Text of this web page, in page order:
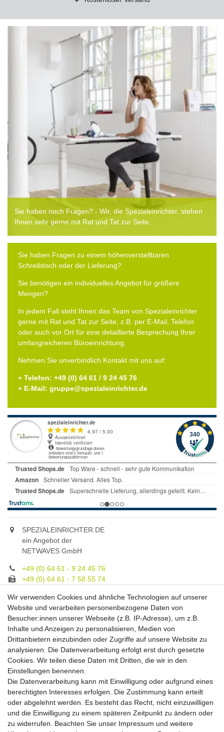
Sie haben noch Fragen? - Wir, die Spezialeinrichter, stehen
Ihnen sehr gerne mit Rat und Tat zur Seite.
Sie haben Fragen zu einem höhenverstellbaren
Schreibtisch oder der Lieferung?
Sie benötigen ein individuelles Angebot für größere
Mengen?
In jedem Fall steht Ihnen das Team von Spezialeinrichter
gerne mit Rat und Tat zur Seite, z.B. per E-Mail, Telefon
oder auch vor Ort für eine detaillierte Besprechung Ihrer
umfangreicheren Büroeinrichtung.
Nehmen Sie unverbindlich Kontakt mit uns auf:
» Telefon: +49 (0) 64 61 / 9 24 45 76
» E-Mail: gruppe@spezialeinrichter.de
SPEZIALEINRICHTER.DE
ein Angebot der
NETWAVES GmbH
+49 (0) 64 61 - 9 24 45 76
+49 (0) 64 61 - 7 58 55 74
Unsere Fachberatung:
Montag - Freitag, 9.00 - 21.00
Zahlungsmöglichkeiten
Versandkosten
Versandarten
Auslandsversand, Hochgebirgs- oder
Insellieferung
Wir verwenden Cookies und ähnliche Technologien auf unserer
Website und verarbeiten personenbezogene Daten von
Besucher:innen unserer Webseite (z.B. IP-Adresse), um z.B.
Inhalte und Anzeigen zu personalisieren, Medien von
Drittanbietern einzubinden oder Zugriffe auf unsere Website zu
analysieren. Die Datenverarbeitung erfolgt erst durch gesetzte
Cookies. Wir teilen diese Daten mit Dritten, die wir in den
Einstellungen benennen.
Die Datenverarbeitung kann mit Einwilligung oder aufgrund eines
berechtigten Interesses erfolgen. Die Zustimmung kann erteilt
oder abgelehnt werden. Es besteht das Recht, nicht einzuwilligen
und die Einwilligung zu einem späteren Zeitpunkt zu ändern oder
zu widerrufen. Beachten Sie unser Impressum und weitere